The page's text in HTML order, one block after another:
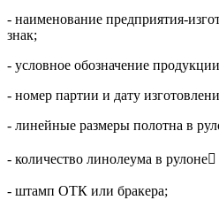
- наименование предприятия-
знак;
- условное обозначение
- номер партии и дату
- линейные размеры полотна в
- количество линолеума в
- штамп ОТК или бракера;